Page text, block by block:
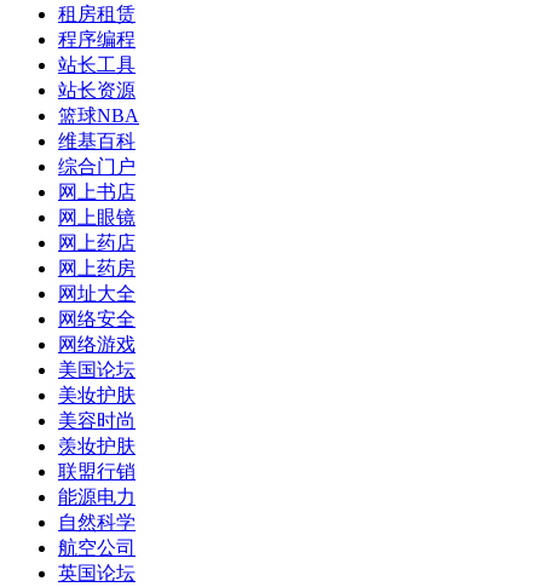
租房租赁
程序编程
站长工具
站长资源
篮球NBA
维基百科
综合门户
网上书店
网上眼镜
网上药店
网上药房
网址大全
网络安全
网络游戏
美国论坛
美妆护肤
美容时尚
羡妆护肤
联盟行销
能源电力
自然科学
航空公司
英国论坛